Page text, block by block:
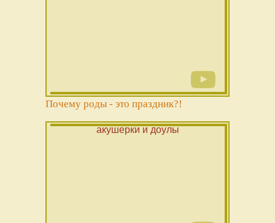
Почему роды - это праздник?!